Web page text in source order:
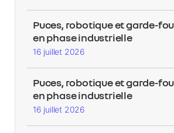
Puces, robotique et garde-
en phase industrielle
16 juillet 2026
Puces, robotique et garde-
en phase industrielle
16 juillet 2026